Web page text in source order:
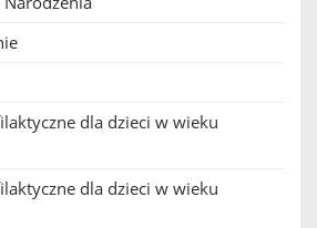
dla dzieci w wieku
dla dzieci w wieku